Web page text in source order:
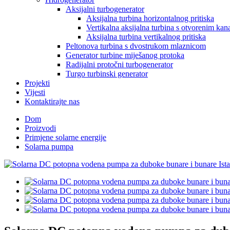
Aksijalni turbogenerator
Aksijalna turbina horizontalnog pritiska
Vertikalna aksijalna turbina s otvorenim
Aksijalna turbina vertikalnog pritiska
Peltonova turbina s dvostrukom mlaznicom
Generator turbine miješanog protoka
Radijalni protočni turbogenerator
Turgo turbinski generator
Projekti
Vijesti
Kontaktirajte nas
Dom
Proizvodi
Primjene solarne energije
Solarna pumpa